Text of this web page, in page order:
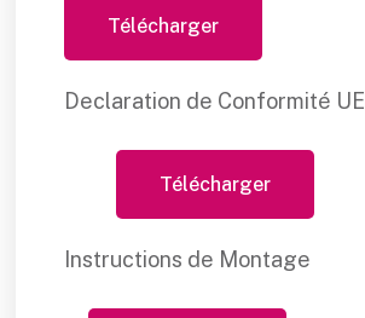
Télécharger
Declaration de Conformité UE
Télécharger
Instructions de Montage